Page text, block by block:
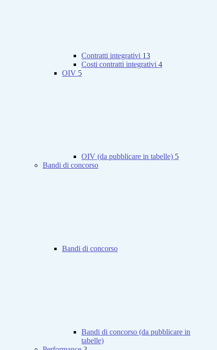
Contratti integrativi 13
Costi contratti integrativi 4
OIV 5
OIV (da pubblicare in tabelle) 5
Bandi di concorso
Bandi di concorso
Bandi di concorso (da pubblicare in
tabelle)